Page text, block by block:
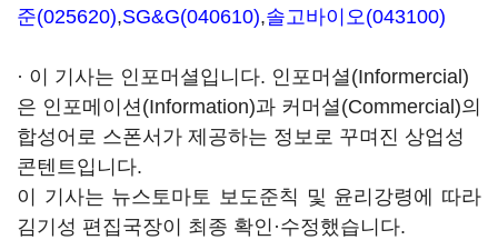
준(025620),SG&G(040610),솔고바이오(043100)
· 이 기사는 인포머셜입니다. 인포머셜(Informercial)
은 인포메이션(Information)과 커머셜(Commercial)의
합성어로 스폰서가 제공하는 정보로 꾸며진 상업성
콘텐트입니다.
이 기사는 뉴스토마토 보도준칙 및 윤리강령에 따라
김기성 편집국장이 최종 확인·수정했습니다.